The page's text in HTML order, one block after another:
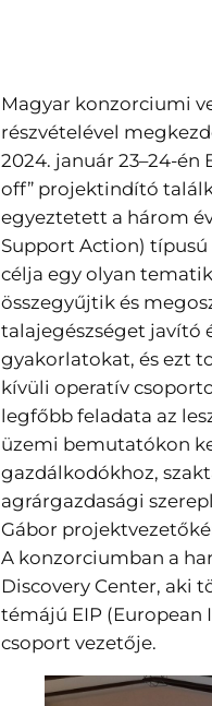
Magyar konzorciumi
részvételével
2024. január 23–24-
off” projektindító
egyeztetett a három
Support Action)
célja egy olyan
összegyűjtik és
talajegészséget javító
gyakorlatokat, és ezt
kívüli operatív
legfőbb feladata az
üzemi bemutatókon
gazdálkodókhoz,
agrárgazdasági
Gábor
A konzorciumban a
Discovery Center, aki
témájú EIP
csoport vezetője.